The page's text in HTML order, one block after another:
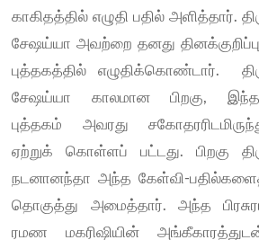
காகிதத்தில் எழுதி பதில் அளித்தார்.
சேஷய்யா அவற்றை தனது
புத்தகத்தில் எழுதிக்கொண்டார்.
சேஷய்யா காலமான பிறகு,
புத்தகம் அவரது
ஏற்றுக் கொள்ளப் பட்டது. பிறகு
நடனானந்தா அந்த கேள்வி-
தொகுத்து அமைத்தார். அந்த
ரமண மகரிஷியின்